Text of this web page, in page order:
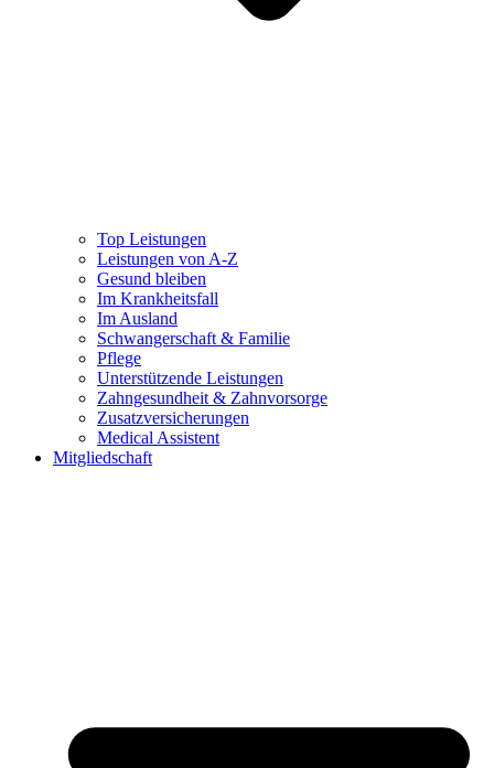
Top Leistungen
Leistungen von A-Z
Gesund bleiben
Im Krankheitsfall
Im Ausland
Schwangerschaft & Familie
Pflege
Unterstützende Leistungen
Zahngesundheit & Zahnvorsorge
Zusatzversicherungen
Medical Assistent
Mitgliedschaft